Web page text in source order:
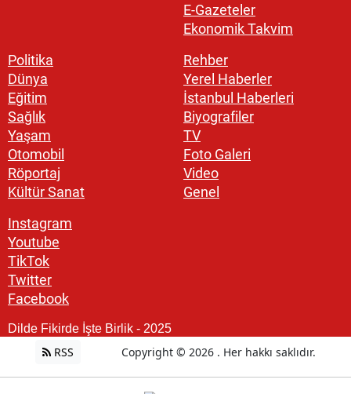
E-Gazeteler
Ekonomik Takvim
Politika
Dünya
Eğitim
Sağlık
Yaşam
Otomobil
Röportaj
Kültür Sanat
Rehber
Yerel Haberler
İstanbul Haberleri
Biyografiler
TV
Foto Galeri
Video
Genel
Instagram
Youtube
TikTok
Twitter
Facebook
Dilde Fikirde İşte Birlik - 2025
RSS Copyright © 2026 . Her hakkı saklıdır.